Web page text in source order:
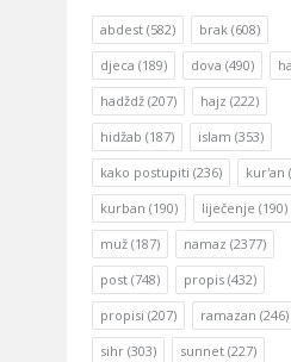
abdest (582) brak (608)
djeca (189) dova (490)
hadždž (207) hajz (222)
hidžab (187) islam (353)
kako postupiti (236) kur'an
kurban (190) liječenje (190)
muž (187) namaz (2377)
post (748) propis (432)
propisi (207) ramazan (246)
sihr (303) sunnet (227)